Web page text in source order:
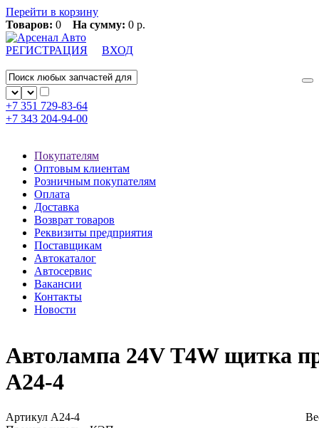
Перейти в корзину
Товаров: 0 На сумму: 0 р.
РЕГИСТРАЦИЯ ВХОД
+7 351 729-83-64
+7 343 204-94-00
Покупателям
Оптовым клиентам
Розничным покупателям
Оплата
Доставка
Возврат товаров
Реквизиты предприятия
Поставщикам
Автокаталог
Автосервис
Вакансии
Контакты
Новости
Автолампа 24V Т4W щитка
А24-4
Артикул А24-4